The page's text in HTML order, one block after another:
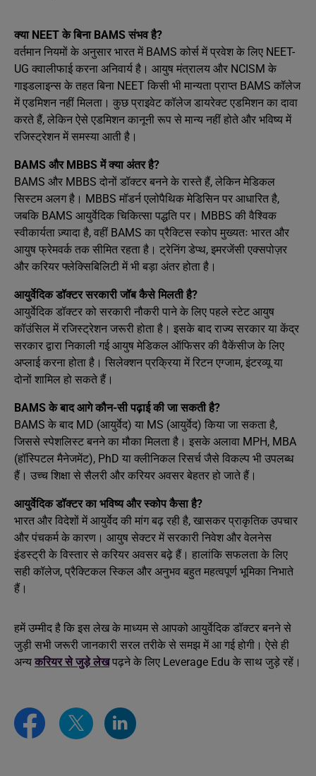
क्या NEET के बिना BAMS संभव है?
वर्तमान नियमों के अनुसार भारत में BAMS कोर्स में प्रवेश के लिए NEET-
UG क्वालीफाई करना अनिवार्य है। आयुष मंत्रालय और NCISM के
गाइडलाइन्स के तहत बिना NEET किसी भी मान्यता प्राप्त BAMS कॉलेज
में एडमिशन नहीं मिलता। कुछ प्राइवेट कॉलेज डायरेक्ट एडमिशन का दावा
करते हैं, लेकिन ऐसे एडमिशन कानूनी रूप से मान्य नहीं होते और भविष्य में
रजिस्ट्रेशन में समस्या आती है।
BAMS और MBBS में क्या अंतर है?
BAMS और MBBS दोनों डॉक्टर बनने के रास्ते हैं, लेकिन मेडिकल
सिस्टम अलग है। MBBS मॉडर्न एलोपैथिक मेडिसिन पर आधारित है,
जबकि BAMS आयुर्वेदिक चिकित्सा पद्धति पर। MBBS की वैश्विक
स्वीकार्यता ज़्यादा है, वहीं BAMS का प्रैक्टिस स्कोप मुख्यतः भारत और
आयुष फ्रेमवर्क तक सीमित रहता है। ट्रेनिंग डेप्थ, इमरजेंसी एक्सपोज़र
और करियर फ्लेक्सिबिलिटी में भी बड़ा अंतर होता है।
आयुर्वेदिक डॉक्टर सरकारी जॉब कैसे मिलती है?
आयुर्वेदिक डॉक्टर को सरकारी नौकरी पाने के लिए पहले स्टेट आयुष
कॉउंसिल में रजिस्ट्रेशन जरूरी होता है। इसके बाद राज्य सरकार या केंद्र
सरकार द्वारा निकाली गई आयुष मेडिकल ऑफिसर की वैकेंसीज के लिए
अप्लाई करना होता है। सिलेक्शन प्रक्रिया में रिटन एग्जाम, इंटरव्यू या
दोनों शामिल हो सकते हैं।
BAMS के बाद आगे कौन-सी पढ़ाई की जा सकती है?
BAMS के बाद MD (आयुर्वेद) या MS (आयुर्वेद) किया जा सकता है,
जिससे स्पेशलिस्ट बनने का मौका मिलता है। इसके अलावा MPH, MBA
(हॉस्पिटल मैनेजमेंट), PhD या क्लीनिकल रिसर्च जैसे विकल्प भी उपलब्ध
हैं। उच्च शिक्षा से सैलरी और करियर अवसर बेहतर हो जाते हैं।
आयुर्वेदिक डॉक्टर का भविष्य और स्कोप कैसा है?
भारत और विदेशों में आयुर्वेद की मांग बढ़ रही है, खासकर प्राकृतिक उपचार
और पंचकर्म के कारण। आयुष सेक्टर में सरकारी निवेश और वेलनेस
इंडस्ट्री के विस्तार से करियर अवसर बढ़े हैं। हालांकि सफलता के लिए
सही कॉलेज, प्रैक्टिकल स्किल और अनुभव बहुत महत्वपूर्ण भूमिका निभाते
हैं।
हमें उम्मीद है कि इस लेख के माध्यम से आपको आयुर्वेदिक डॉक्टर बनने से
जुड़ी सभी जरूरी जानकारी सरल तरीके से समझ में आ गई होगी। ऐसे ही
अन्य करियर से जुड़े लेखपढ़ने के लिए Leverage Edu के साथ जुड़े रहें।